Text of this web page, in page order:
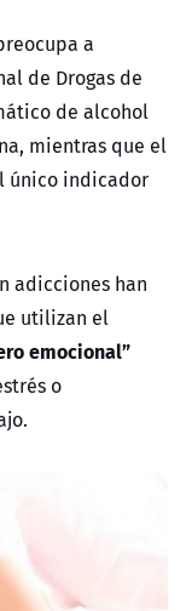
a
de Drogas de
de alcohol
mientras que el
único indicador
adicciones han
utilizan el
emocional”
o